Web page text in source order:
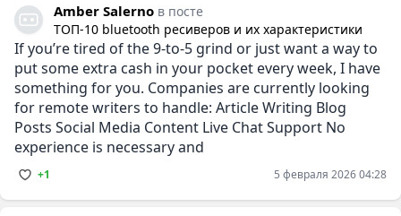
Amber Salerno в посте
ТОП-10 bluetooth ресиверов и их характеристики
If you’re tired of the 9-to-5 grind or just want a way to
put some extra cash in your pocket every week, I have
something for you. Companies are currently looking
for remote writers to handle: Article Writing Blog
Posts Social Media Content Live Chat Support No
experience is necessary and
+1 5 февраля 2026 04:28